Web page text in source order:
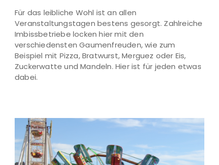
Für das leibliche Wohl ist an allen
Veranstaltungstagen bestens gesorgt. Zahlreiche
Imbissbetriebe locken hier mit den
verschiedensten Gaumenfreuden, wie zum
Beispiel mit Pizza, Bratwurst, Merguez oder Eis,
Zuckerwatte und Mandeln. Hier ist für jeden etwas
dabei.